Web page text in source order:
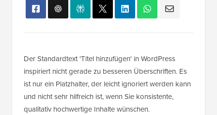
Der Standardtext 'Titel hinzufügen' in WordPress
inspiriert nicht gerade zu besseren Überschriften. Es
ist nur ein Platzhalter, der leicht ignoriert werden kann
und nicht sehr hilfreich ist, wenn Sie konsistente,
qualitativ hochwertige Inhalte wünschen.